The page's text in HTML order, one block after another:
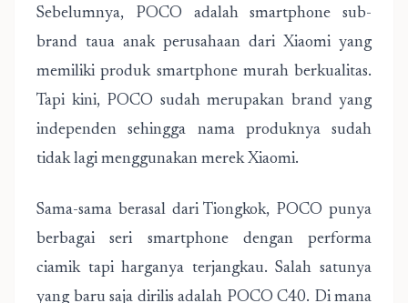
Sebelumnya, POCO adalah smartphone sub-
brand taua anak perusahaan dari Xiaomi yang
memiliki produk smartphone murah berkualitas.
Tapi kini, POCO sudah merupakan brand yang
independen sehingga nama produknya sudah
tidak lagi menggunakan merek Xiaomi.
Sama-sama berasal dari Tiongkok, POCO punya
berbagai seri smartphone dengan performa
ciamik tapi harganya terjangkau. Salah satunya
yang baru saja dirilis adalah POCO C40. Di mana